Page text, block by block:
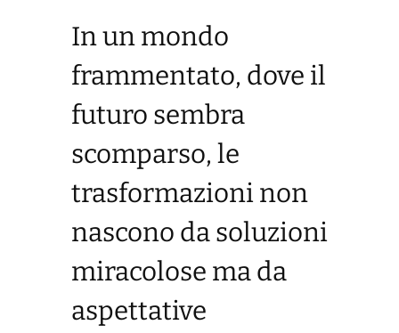
In un mondo
frammentato, dove il
futuro sembra
scomparso, le
trasformazioni non
nascono da soluzioni
miracolose ma da
aspettative